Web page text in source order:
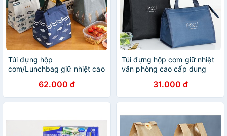
Túi đựng hộp
cơm/Lunchbag giữ nhiệt cao
TIẾT CÁ, chống thấm nước
[TÚI GIỮ NHIỆT CÁ]
62.000 đ
Túi đựng hộp cơm giữ nhiệt
văn phòng cao cấp dung
31.000 đ